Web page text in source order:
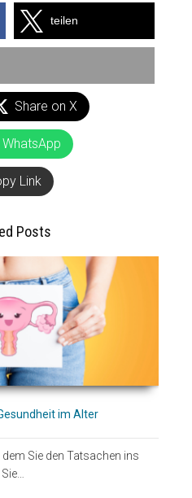
teilen
Share on X
WhatsApp
Link
Posts
im Alter
Sie den Tatsachen ins